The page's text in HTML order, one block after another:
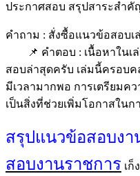
ประกาศสอบ สรุปสาระสำ
คำถาม : สั่งซื้อแนวข้อสอบเ
📌 คำตอบ : เนื้อหาในเล่
สอบล่าสุดครับ เล่มนี้ครอบ
มีเวลามากพอ การเตรียมค
เป็นสิ่งที่ช่วยเพิ่มโอกาสใน
สรุปแนวข้อสอบงา
สอบงานราชการ เก็